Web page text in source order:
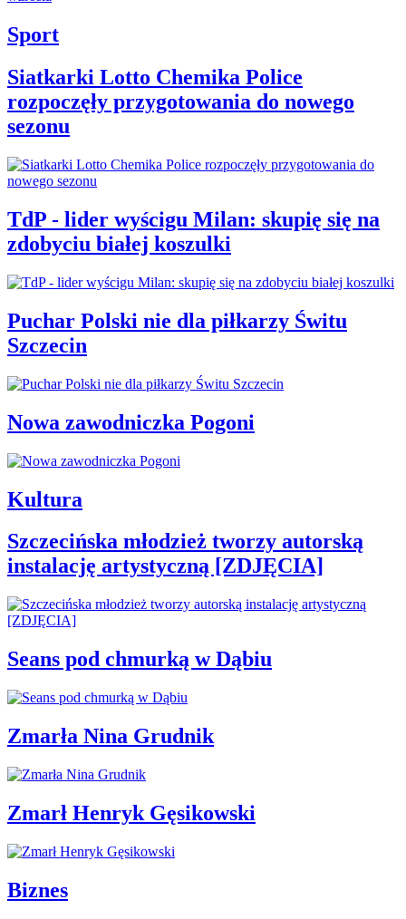
Sport
Siatkarki Lotto Chemika Police
rozpoczęły przygotowania do nowego
sezonu
TdP - lider wyścigu Milan: skupię się na
zdobyciu białej koszulki
Puchar Polski nie dla piłkarzy Świtu
Szczecin
Nowa zawodniczka Pogoni
Kultura
Szczecińska młodzież tworzy autorską
instalację artystyczną [ZDJĘCIA]
Seans pod chmurką w Dąbiu
Zmarła Nina Grudnik
Zmarł Henryk Gęsikowski
Biznes